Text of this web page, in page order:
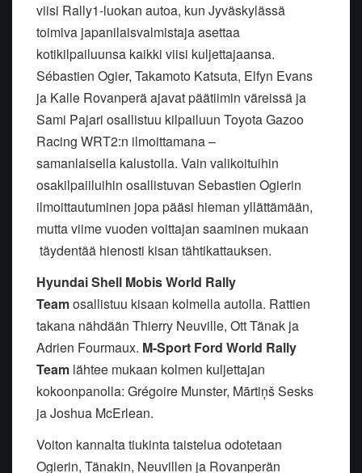
viisi Rally1-luokan autoa, kun Jyväskylässä
toimiva japanilaisvalmistaja asettaa
kotikilpailuunsa kaikki viisi kuljettajaansa.
Sébastien Ogier, Takamoto Katsuta, Elfyn Evans
ja Kalle Rovanperä ajavat päätiimin väreissä ja
Sami Pajari osallistuu kilpailuun Toyota Gazoo
Racing WRT2:n ilmoittamana –
samanlaisella kalustolla. Vain valikoituihin
osakilpaiiluihin osallistuvan Sebastien Ogierin
ilmoittautuminen jopa pääsi hieman yllättämään,
mutta viime vuoden voittajan saaminen mukaan
täydentää hienosti kisan tähtikattauksen.
Hyundai Shell Mobis World Rally
Teamosallistuu kisaan kolmella autolla. Rattien
takana nähdään Thierry Neuville, Ott Tänak ja
Adrien Fourmaux. M-Sport Ford World Rally
Team lähtee mukaan kolmen kuljettajan
kokoonpanolla: Grégoire Munster, Mārtiņš Sesks
ja Joshua McErlean.
Voiton kannalta tiukinta taistelua odotetaan
Ogierin, Tänakin, Neuvillen ja Rovanperän